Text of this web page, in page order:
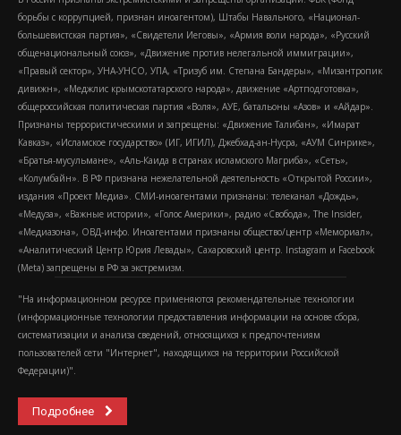
борьбы с коррупцией, признан иноагентом), Штабы Навального, «Национал-
большевистская партия», «Свидетели Иеговы», «Армия воли народа», «Русский
общенациональный союз», «Движение против нелегальной иммиграции»,
«Правый сектор», УНА-УНСО, УПА, «Тризуб им. Степана Бандеры», «Мизантропик
дивижн», «Меджлис крымскотатарского народа», движение «Артподготовка»,
общероссийская политическая партия «Воля», АУЕ, батальоны «Азов» и «Айдар».
Признаны террористическими и запрещены: «Движение Талибан», «Имарат
Кавказ», «Исламское государство» (ИГ, ИГИЛ), Джебхад-ан-Нусра, «АУМ Синрике»,
«Братья-мусульмане», «Аль-Каида в странах исламского Магриба», «Сеть»,
«Колумбайн». В РФ признана нежелательной деятельность «Открытой России»,
издания «Проект Медиа». СМИ-иноагентами признаны: телеканал «Дождь»,
«Медуза», «Важные истории», «Голос Америки», радио «Свобода», The Insider,
«Медиазона», ОВД-инфо. Иноагентами признаны общество/центр «Мемориал»,
«Аналитический Центр Юрия Левады», Сахаровский центр. Instagram и Facebook
(Metа) запрещены в РФ за экстремизм.
"На информационном ресурсе применяются рекомендательные технологии
(информационные технологии предоставления информации на основе сбора,
систематизации и анализа сведений, относящихся к предпочтениям
пользователей сети "Интернет", находящихся на территории Российской
Федерации)".
Подробнее